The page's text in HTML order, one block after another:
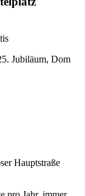
Jubiläum, Dom
Hauptstraße